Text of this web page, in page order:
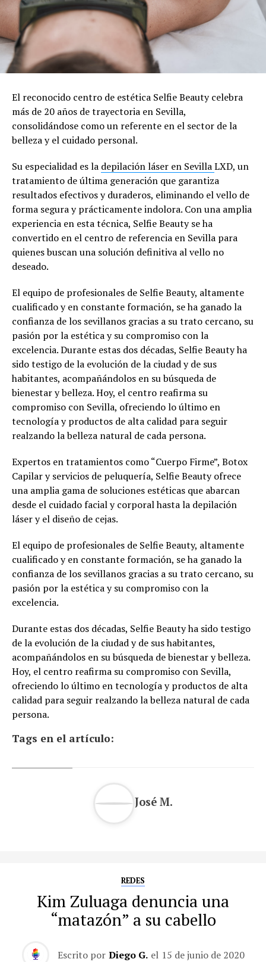
El reconocido centro de estética Selfie Beauty celebra
más de 20 años de trayectoria en Sevilla,
consolidándose como un referente en el sector de la
belleza y el cuidado personal.
Su especialidad es la depilación láser en SevillaLXD, un
tratamiento de última generación que garantiza
resultados efectivos y duraderos, eliminando el vello de
forma segura y prácticamente indolora. Con una amplia
experiencia en esta técnica, Selfie Beauty se ha
convertido en el centro de referencia en Sevilla para
quienes buscan una solución definitiva al vello no
deseado.
El equipo de profesionales de Selfie Beauty, altamente
cualificado y en constante formación, se ha ganado la
confianza de los sevillanos gracias a su trato cercano, su
pasión por la estética y su compromiso con la
excelencia. Durante estas dos décadas, Selfie Beauty ha
sido testigo de la evolución de la ciudad y de sus
habitantes, acompañándolos en su búsqueda de
bienestar y belleza. Hoy, el centro reafirma su
compromiso con Sevilla, ofreciendo lo último en
tecnología y productos de alta calidad para seguir
realzando la belleza natural de cada persona.
Expertos en tratamientos como “Cuerpo Firme”, Botox
Capilar y servicios de peluquería, Selfie Beauty ofrece
una amplia gama de soluciones estéticas que abarcan
desde el cuidado facial y corporal hasta la depilación
láser y el diseño de cejas.
El equipo de profesionales de Selfie Beauty, altamente
cualificado y en constante formación, se ha ganado la
confianza de los sevillanos gracias a su trato cercano, su
pasión por la estética y su compromiso con la
excelencia.
Durante estas dos décadas, Selfie Beauty ha sido testigo
de la evolución de la ciudad y de sus habitantes,
acompañándolos en su búsqueda de bienestar y belleza.
Hoy, el centro reafirma su compromiso con Sevilla,
ofreciendo lo último en tecnología y productos de alta
calidad para seguir realzando la belleza natural de cada
persona.
Tags en el artículo:
José M.
REDES
Kim Zuluaga denuncia una
“matazón” a su cabello
Escrito por Diego G. el 15 de junio de 2020